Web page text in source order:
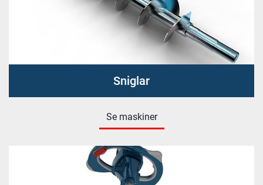
Sniglar
Se maskiner